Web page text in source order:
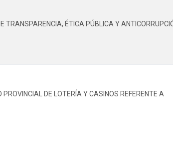
TRANSPARENCIA, ÉTICA PÚBLICA Y
DE LOTERÍA Y CASINOS REFERENTE A